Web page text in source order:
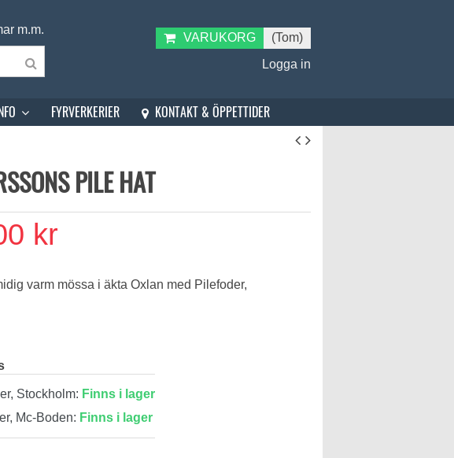
m.m.
VARUKORG
(Tom)
Logga in
FYRVERKERIER KONTAKT & ÖPPETTIDER
PILE HAT
kr
varm mössa i äkta Oxlan med Pilefoder,
Stockholm: Finns i lager
Mc-Boden: Finns i lager